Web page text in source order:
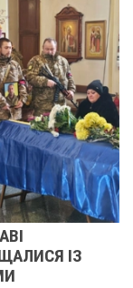
РЕВОЛЮЦІЯ
2013 ОЧИМА
УЧАСНИЦІ